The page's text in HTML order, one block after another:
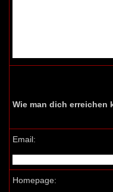
Wie man dich erreichen
Email:
Homepage: